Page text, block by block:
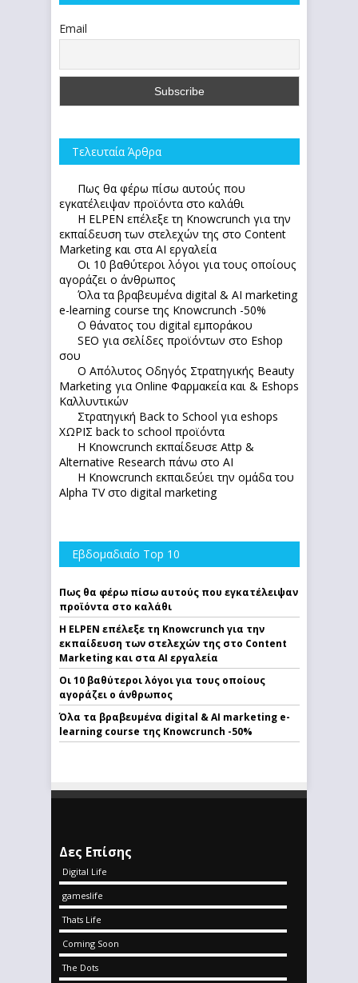
Email
Τελευταία Άρθρα
Πως θα φέρω πίσω αυτούς που
εγκατέλειψαν προϊόντα στο καλάθι
Η ELPEN επέλεξε τη Knowcrunch για την
εκπαίδευση των στελεχών της στο Content
Marketing και στα AI εργαλεία
Οι 10 βαθύτεροι λόγοι για τους οποίους
αγοράζει ο άνθρωπος
Όλα τα βραβευμένα digital & AI marketing
e-learning course της Knowcrunch -50%
Ο θάνατος του digital εμποράκου
SEO για σελίδες προϊόντων στο Eshop
σου
Ο Απόλυτoς Οδηγός Στρατηγικής Beauty
Marketing για Online Φαρμακεία και & Eshops
Καλλυντικών
Στρατηγική Back to School για eshops
ΧΩΡΙΣ back to school προϊόντα
Η Knowcrunch εκπαίδευσε Attp &
Alternative Research πάνω στο ΑΙ
Η Knowcrunch εκπαιδεύει την ομάδα του
Alpha TV στο digital marketing
Εβδομαδιαίο Top 10
Πως θα φέρω πίσω αυτούς που εγκατέλειψαν
προϊόντα στο καλάθι
Η ELPEN επέλεξε τη Knowcrunch για την
εκπαίδευση των στελεχών της στο Content
Marketing και στα AI εργαλεία
Οι 10 βαθύτεροι λόγοι για τους οποίους
αγοράζει ο άνθρωπος
Όλα τα βραβευμένα digital & AI marketing e-
learning course της Knowcrunch -50%
Δες Επίσης
Digital Life
gameslife
Thats Life
Coming Soon
The Dots